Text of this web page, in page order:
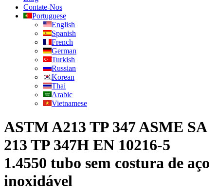
Contate-Nos
Portuguese
English
Spanish
French
German
Turkish
Russian
Korean
Thai
Arabic
Vietnamese
ASTM A213 TP 347 ASME SA
213 TP 347H EN 10216-5
1.4550 tubo sem costura de aço
inoxidável